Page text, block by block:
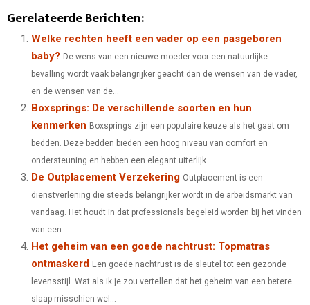
A
R
O
T
W
T
E
R
)
A
R
O
N
C
E
O
O
K
A
R
O
N
N
T
R
E
S
T
R
O
N
K
D
Gerelateerde Berichten:
Welke rechten heeft een vader op een pasgeboren
baby? De wens van een nieuwe moeder voor een natuurlijke
bevalling wordt vaak belangrijker geacht dan de wensen van de vader,
en de wensen van de...
Boxsprings: De verschillende soorten en hun
kenmerken Boxsprings zijn een populaire keuze als het gaat om
bedden. Deze bedden bieden een hoog niveau van comfort en
ondersteuning en hebben een elegant uiterlijk....
De Outplacement Verzekering Outplacement is een
dienstverlening die steeds belangrijker wordt in de arbeidsmarkt van
vandaag. Het houdt in dat professionals begeleid worden bij het vinden
van een...
Het geheim van een goede nachtrust: Topmatras
ontmaskerd Een goede nachtrust is de sleutel tot een gezonde
levensstijl. Wat als ik je zou vertellen dat het geheim van een betere
slaap misschien wel...